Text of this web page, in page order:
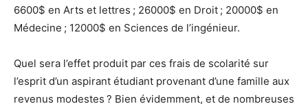
6600$ en Arts et lettres ; 26000$ en Droit ; 20000$ en
Médecine ; 12000$ en Sciences de l’ingénieur.
Quel sera l’effet produit par ces frais de scolarité sur
l’esprit d’un aspirant étudiant provenant d’une famille aux
revenus modestes ? Bien évidemment, et de nombreuses